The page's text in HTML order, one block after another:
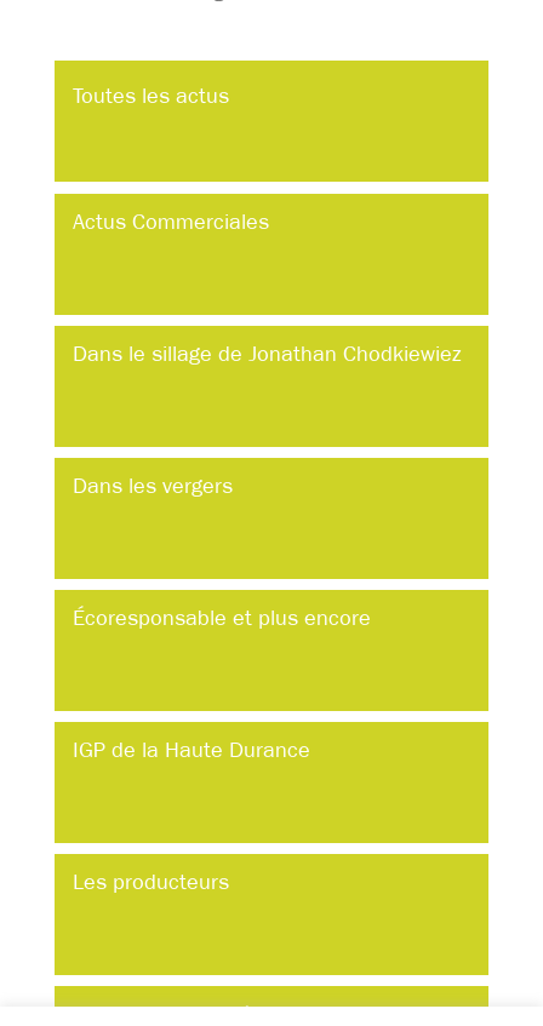
Toutes les actus
Actus Commerciales
Dans le sillage de Jonathan Chodkiewiez
Dans les vergers
Écoresponsable et plus encore
IGP de la Haute Durance
Les producteurs
Produits & marchés